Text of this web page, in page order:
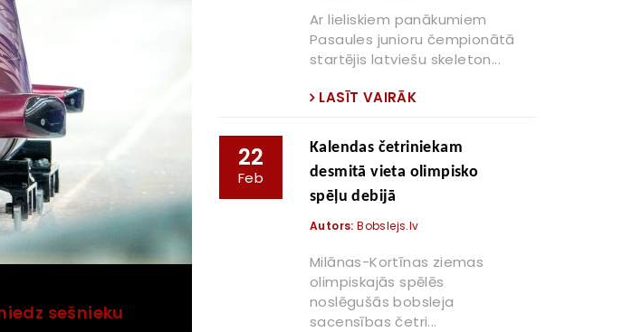
sešnieku
Ar lieliskiem panākumiem
Pasaules junioru čempionātā
startējis latviešu skeleton...
LASĪT VAIRĀK
22
Feb
Kalendas četriniekam
desmitā vieta olimpisko
spēļu debijā
Autors: Bobslejs.lv
Milānas-Kortīnas ziemas
olimpiskajās spēlēs
noslēgušās bobsleja
sacensības četri...